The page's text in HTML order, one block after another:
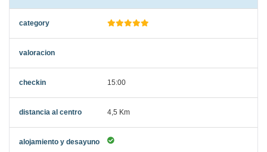
15:00
4,5 Km